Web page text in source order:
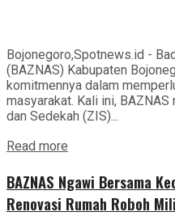
Bojonegoro,Spotnews.id -
(BAZNAS) Kabupaten
komitmennya dalam
masyarakat. Kali ini,
dan Sedekah (ZIS)...
Read more
BAZNAS Ngawi Bersama
Renovasi Rumah Roboh